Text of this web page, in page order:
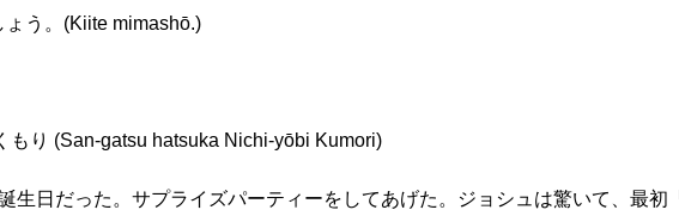
う。(Kiite mimashō.)
り (San-gatsu hatsuka Nichi-yōbi Kumori)
生日だった。サプライズパーティーをしてあげた。ジョシュは驚いて、最初